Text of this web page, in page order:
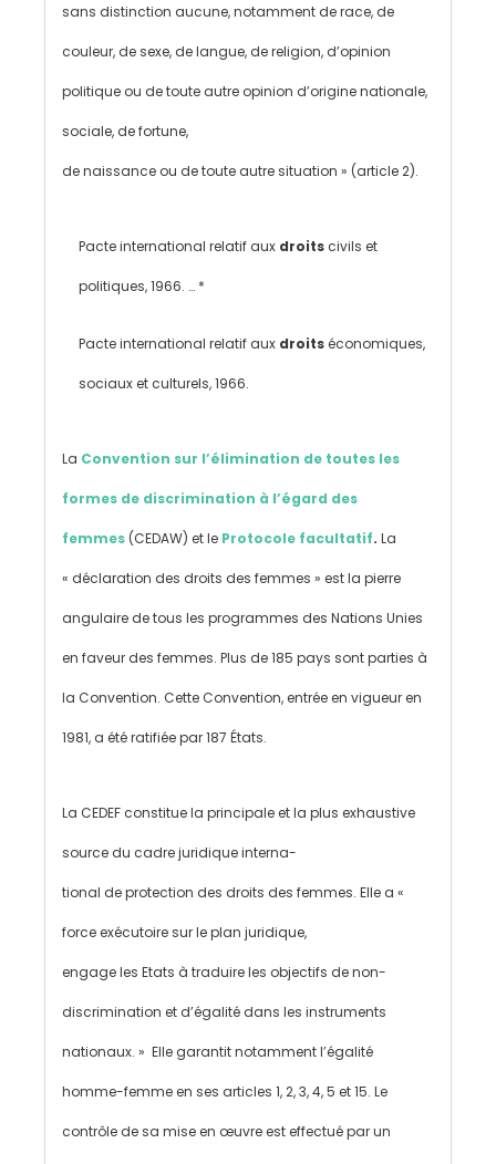
sans distinction aucune, notamment de race, de
couleur, de sexe, de langue, de religion, d’opinion
politique ou de toute autre opinion d’origine nationale,
sociale, de fortune,
de naissance ou de toute autre situation » (article 2).
Pacte international relatif aux droits civils et
politiques, 1966. … *
Pacte international relatif aux droitséconomiques,
sociaux et culturels, 1966.
La Convention sur l’élimination de toutes les
formes de discrimination à l’égard des
femmes (CEDAW) et le Protocole facultatif. La
« déclaration des droits des femmes » est la pierre
angulaire de tous les programmes des Nations Unies
en faveur des femmes. Plus de 185 pays sont parties à
la Convention. Cette Convention, entrée en vigueur en
1981, a été ratifiée par 187 États.
La CEDEF constitue la principale et la plus exhaustive
source du cadre juridique interna-
tional de protection des droits des femmes. Elle a «
force exécutoire sur le plan juridique,
engage les Etats à traduire les objectifs de non-
discrimination et d’égalité dans les instruments
nationaux. » Elle garantit notamment l’égalité
homme-femme en ses articles 1, 2, 3, 4, 5 et 15. Le
contrôle de sa mise en œuvre est effectué par un